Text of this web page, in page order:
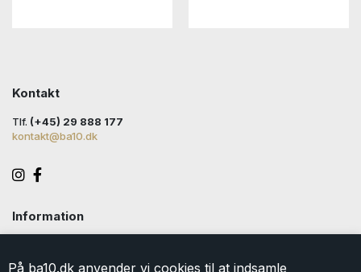
På ba10.dk anvender vi cookies til at indsamle
Kontakt
Tlf. (+45) 29 888 177
kontakt@ba10.dk
Information
Levering